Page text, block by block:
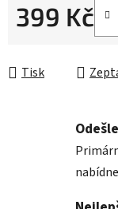
399 Kč
Tisk